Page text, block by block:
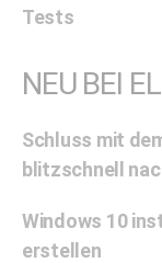
Tests
NEU BEI
Schluss mit
blitzschnell
Windows 10
erstellen